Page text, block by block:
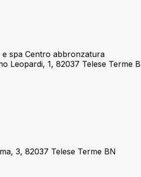
e spa Centro abbronzatura
Leopardi, 1, 82037 Telese Terme
3, 82037 Telese Terme BN